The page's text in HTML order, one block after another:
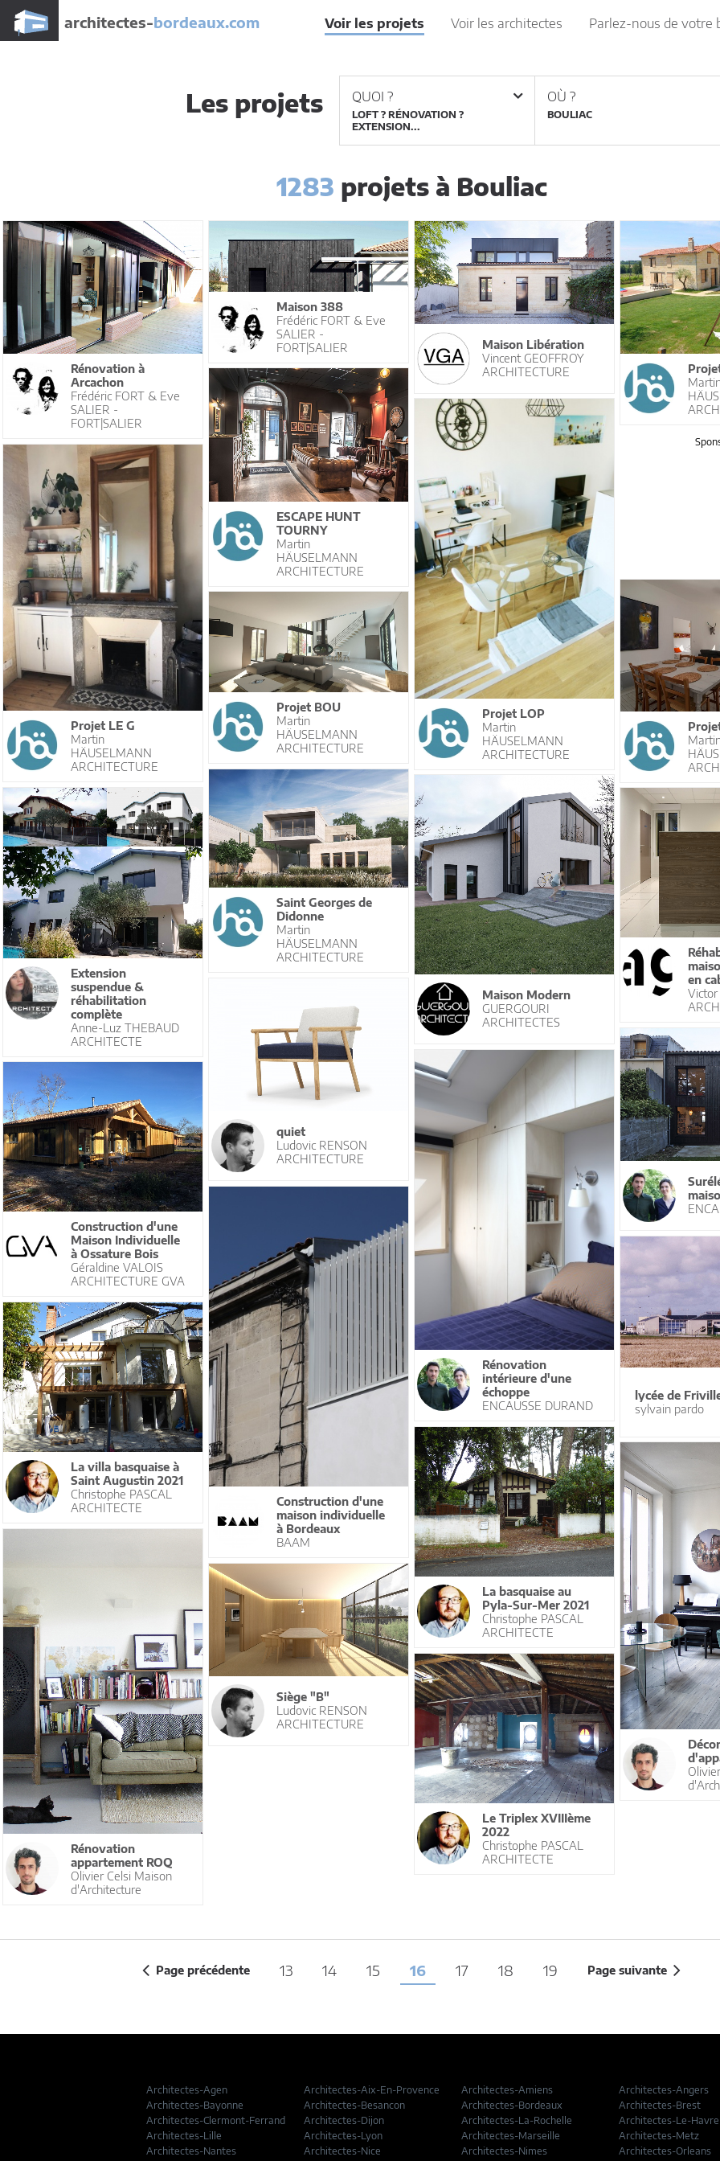
architectes-bordeaux.com Voir les projets Voir les architectes Parlez-nous de votre
Les projets QUOI ?
LOFT ? RÉNOVATION ?
EXTENSION...
OÙ ?
1283 projets à Bouliac
Rénovation à
Arcachon
Frédéric FORT & Eve
SALIER -
FORT|SALIER
Maison 388
Frédéric FORT & Eve
SALIER -
FORT|SALIER
Maison Libération
Vincent GEOFFROY
ARCHITECTURE
ESCAPE HUNT
TOURNY
Martin
HÄUSELMANN
ARCHITECTURE
Projet LOP
Martin
HÄUSELMANN
ARCHITECTURE
Projet LE G
Martin
HÄUSELMANN
ARCHITECTURE
Projet BOU
Martin
HÄUSELMANN
ARCHITECTURE
Saint Georges de
Didonne
Martin
HÄUSELMANN
ARCHITECTURE
Maison Modern
GUERGOURI
ARCHITECTES
Extension
suspendue &
réhabilitation
complète
Anne-Luz THEBAUD
ARCHITECTE
en
Victor
quiet
Ludovic RENSON
ARCHITECTURE
Rénovation
intérieure d'une
échoppe
ENCAUSSE DURAND
Construction d'une
Maison Individuelle
à Ossature Bois
Géraldine VALOIS
ARCHITECTURE GVA
Construction d'une
maison individuelle
à Bordeaux
BAAM
lycée de
sylvain pardo
La villa basquaise à
Saint Augustin 2021
Christophe PASCAL
ARCHITECTE
La basquaise au
Pyla-Sur-Mer 2021
Christophe PASCAL
ARCHITECTE
Rénovation
appartement ROQ
Olivier Celsi Maison
d'Architecture
Siège "B"
Ludovic RENSON
ARCHITECTURE
Le Triplex XVIIIème
2022
Christophe PASCAL
ARCHITECTE
Page précédente 13 14 15 16 17 18 19 Page suivante
Architectes-Agen Architectes-Aix-En-Provence Architectes-Amiens Architectes-Angers
Architectes-Bayonne
Architectes-Besancon Architectes-Bordeaux Architectes-Brest
Architectes-Clermont-Ferrand
Architectes-Dijon Architectes-La-Rochelle Architectes-Le-Havre
Architectes-Lille
Architectes-Lyon Architectes-Marseille Architectes-Metz
Architectes-Nantes
Architectes-Nice Architectes-Nimes Architectes-Orleans